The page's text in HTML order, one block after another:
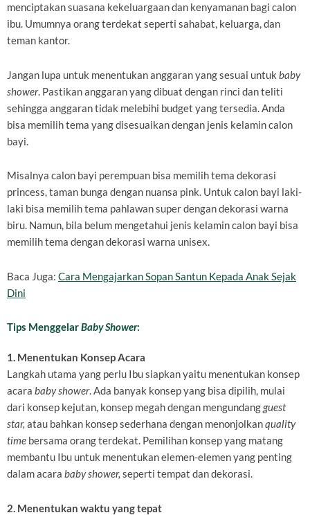
menciptakan suasana kekeluargaan dan kenyamanan bagi calon
ibu. Umumnya orang terdekat seperti sahabat, keluarga, dan
teman kantor.
Jangan lupa untuk menentukan anggaran yang sesuai untuk baby
shower. Pastikan anggaran yang dibuat dengan rinci dan teliti
sehingga anggaran tidak melebihi budget yang tersedia. Anda
bisa memilih tema yang disesuaikan dengan jenis kelamin calon
bayi.
Misalnya calon bayi perempuan bisa memilih tema dekorasi
princess, taman bunga dengan nuansa pink. Untuk calon bayi laki-
laki bisa memilih tema pahlawan super dengan dekorasi warna
biru. Namun, bila belum mengetahui jenis kelamin calon bayi bisa
memilih tema dengan dekorasi warna unisex.
Baca Juga: Cara Mengajarkan Sopan Santun Kepada Anak Sejak
Dini
Tips MenggelarBaby Shower:
1. Menentukan Konsep Acara
Langkah utama yang perlu Ibu siapkan yaitu menentukan konsep
acara baby shower. Ada banyak konsep yang bisa dipilih, mulai
dari konsep kejutan, konsep megah dengan mengundangguest
star, atau bahkan konsep sederhana dengan menonjolkanquality
time bersama orang terdekat. Pemilihan konsep yang matang
membantu Ibu untuk menentukan elemen-elemen yang penting
dalam acara baby shower, seperti tempat dan dekorasi.
2. Menentukan waktu yang tepat